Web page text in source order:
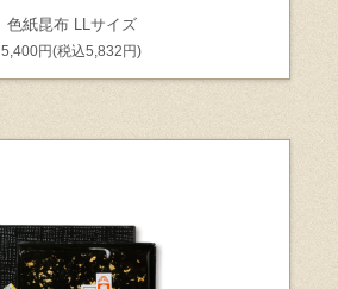
色紙昆布 LLサイズ
5,400円(税込5,832円)